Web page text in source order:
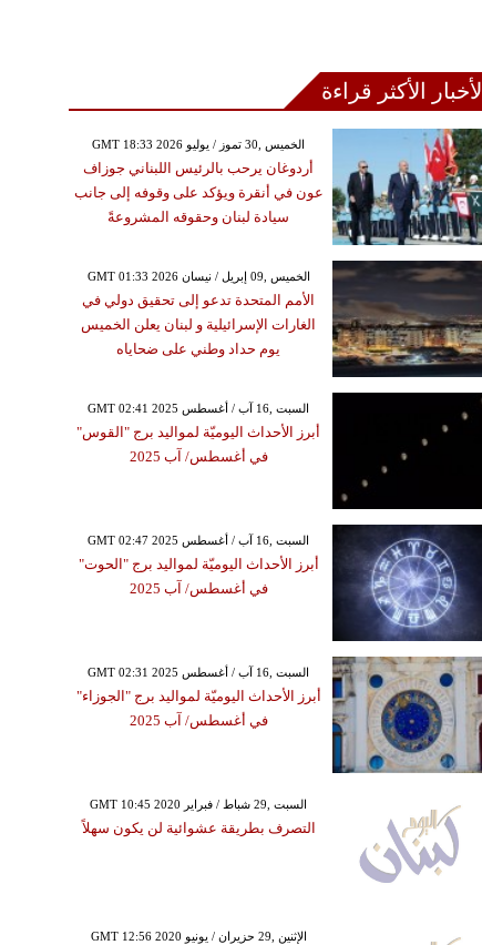
الأخبار الأكثر قراءة
GMT 18:33 2026 الخميس ,30 تموز / يوليو
أردوغان يرحب بالرئيس اللبناني جوزاف
عون في أنقرة ويؤكد على وقوفه إلى جانب
سيادة لبنان وحقوقه المشروعةً
GMT 01:33 2026 الخميس ,09 إبريل / نيسان
الأمم المتحدة تدعو إلى تحقيق دولي في
الغارات الإسرائيلية و لبنان يعلن الخميس
يوم حداد وطني على ضحاياه
GMT 02:41 2025 السبت ,16 آب / أغسطس
أبرز الأحداث اليوميّة لمواليد برج "القوس"
في أغسطس/ آب 2025
GMT 02:47 2025 السبت ,16 آب / أغسطس
أبرز الأحداث اليوميّة لمواليد برج "الحوت"
في أغسطس/ آب 2025
GMT 02:31 2025 السبت ,16 آب / أغسطس
أبرز الأحداث اليوميّة لمواليد برج "الجوزاء"
في أغسطس/ آب 2025
GMT 10:45 2020 السبت ,29 شباط / فبراير
التصرف بطريقة عشوائية لن يكون سهلاً
GMT 12:56 2020 الإثنين ,29 حزيران / يونيو